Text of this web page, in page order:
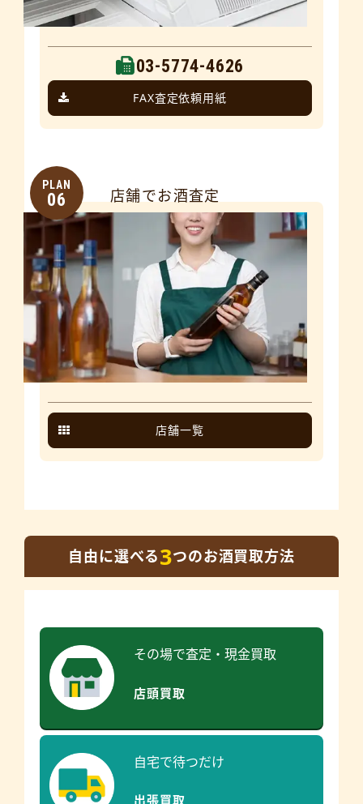
03-5774-4626
FAX査定依頼用紙
PLAN
06 店舗でお酒査定
店舗一覧
自由に選べる3つのお酒買取方法
その場で査定・現金買取
店頭買取
自宅で待つだけ
出張買取